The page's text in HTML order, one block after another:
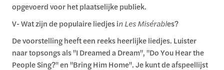
opgevoerd voor het plaatselijke publiek.
V- Wat zijn de populaire liedjes in Les Misérables?
De voorstelling heeft een reeks heerlijke liedjes. Luister
naar topsongs als "I Dreamed a Dream", "Do You Hear the
People Sing?" en "Bring Him Home". Je kunt de afspeellijst